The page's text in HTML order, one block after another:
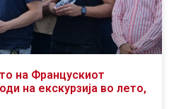
на Францускиот
на екскурзија во лето,